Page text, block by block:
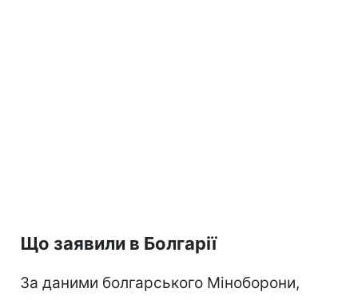
Що заявили в Болгарії
За даними болгарського Міноборони,